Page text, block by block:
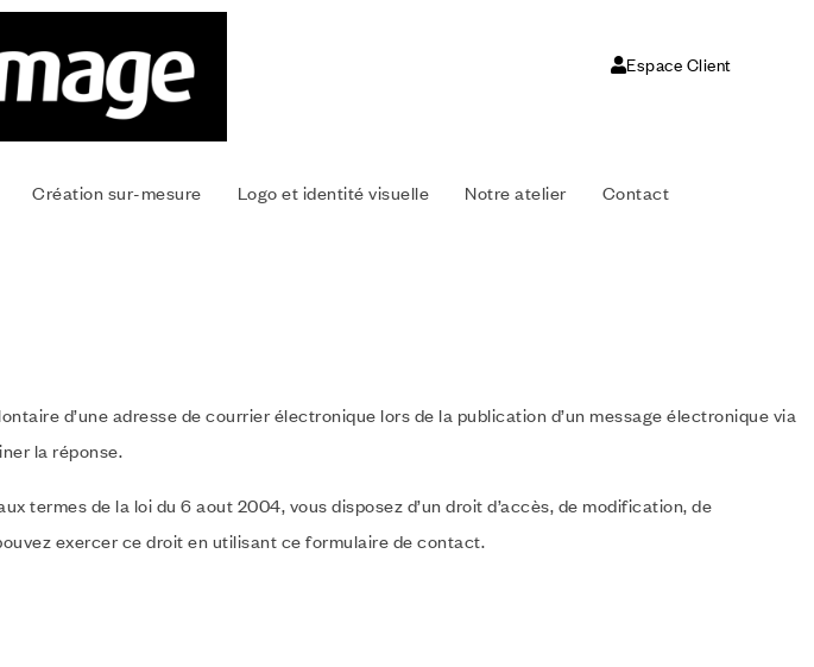
Espace Client
Création sur-mesure Logo et identité visuelle Notre atelier Contact
d’une adresse de courrier électronique lors de la publication d’un message électronique via
la réponse.
termes de la loi du 6 aout 2004, vous disposez d’un droit d’accès, de modification, de
exercer ce droit en utilisant ce formulaire de contact.